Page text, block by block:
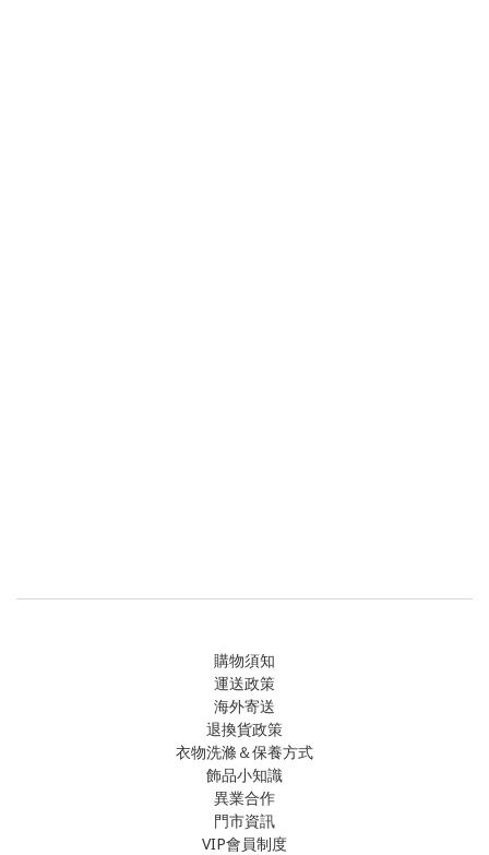
購物須知
運送政策
海外寄送
退換貨政策
衣物洗滌＆保養方式
飾品小知識
異業合作
門市資訊
VIP會員制度